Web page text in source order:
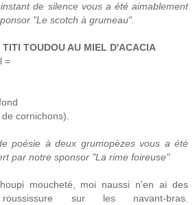
de silence vous a été aimablement
"Le scotch à grumeau".
TOUDOU AU MIEL D'ACACIA
=
cornichons).
poésie à deux grumopèzes vous a été
par notre sponsor "La rime foireuse"
moucheté, moi naussi n'en ai des
sur les navant-bras.